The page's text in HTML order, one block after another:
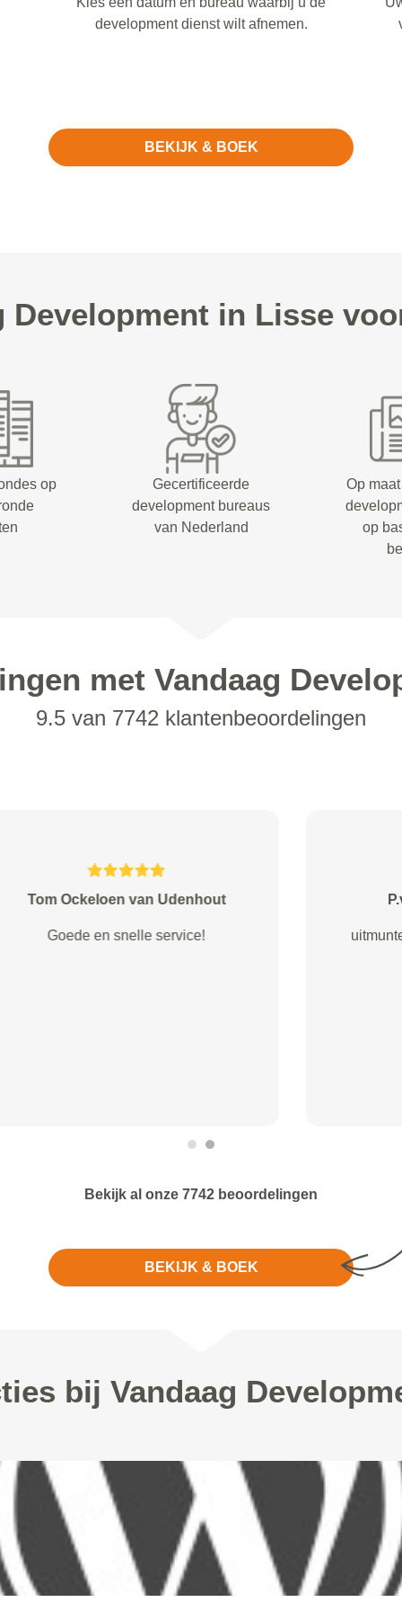
development dienst wilt afnemen.
BEKIJK & BOEK
Development in Lisse
op
Gecertificeerde
development bureaus
van Nederland
Op
op
met Vandaag
9.5 van 7742 klantenbeoordelingen
Heijmans van Veldhoven
Ik wilde een tweedehands auto
Bekijk al onze 7742 beoordelingen
BEKIJK & BOEK
bij Vandaag